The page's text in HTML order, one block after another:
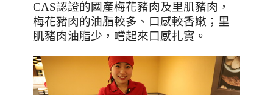
CAS認證的國產梅花豬肉及里肌豬肉，
梅花豬肉的油脂較多、口感較香嫩；里
肌豬肉油脂少，嚐起來口感扎實。